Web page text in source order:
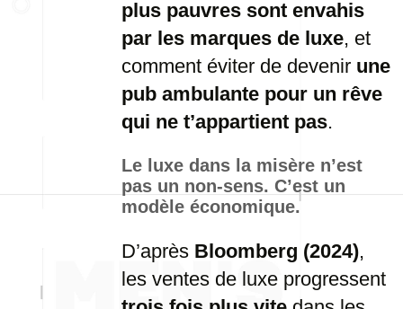
plus pauvres sont envahis
par les marques de luxe, et
comment éviter de devenir une
pub ambulante pour un rêve
qui ne t’appartient pas.
Le luxe dans la misère n’est
pas un non-sens. C’est un
modèle économique.
D’après Bloomberg (2024),
les ventes de luxe progressent